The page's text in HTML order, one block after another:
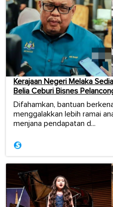
Kerajaan Negeri Melaka
Belia Ceburi Bisnes
Difahamkan, bantuan
menggalakkan lebih ramai
menjana pendapatan d...